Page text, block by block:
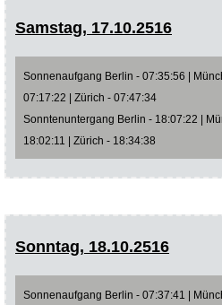
Samstag, 17.10.2516
Sonnenaufgang Berlin - 07:35:56 |
07:17:22 | Zürich - 07:47:34
Sonntenuntergang Berlin - 18:07:22 |
18:02:11 | Zürich - 18:34:38
Sonntag, 18.10.2516
Sonnenaufgang Berlin - 07:37:41 |